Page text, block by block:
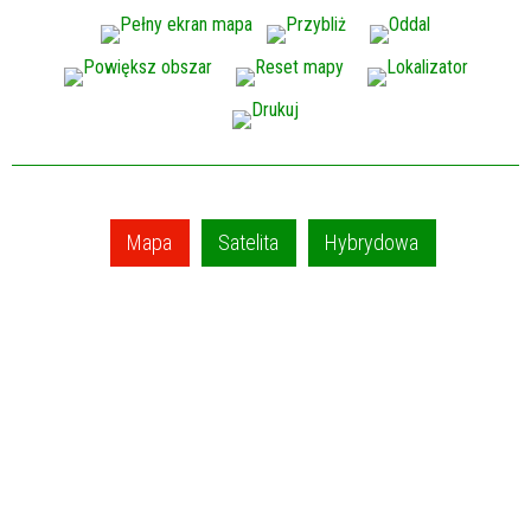
Mapa Satelita Hybrydowa